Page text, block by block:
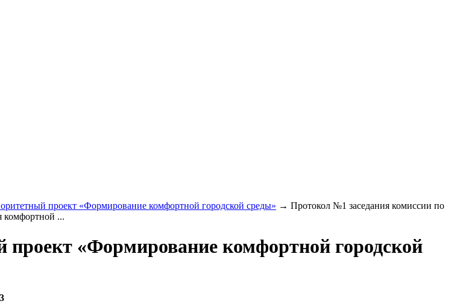
проект «Формирование комфортной городской среды» → Протокол №1 заседания комиссии по
комфортной ...
«Формирование комфортной городской